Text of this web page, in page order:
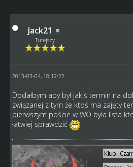
Jack21
Tutejszy
2013-03-04, 18:12:22
Dodałbym aby był jakiś termin na
związanej z tym że ktoś ma zajęty
pierwszym poście w WO była lista
łatwiej sprawdzić